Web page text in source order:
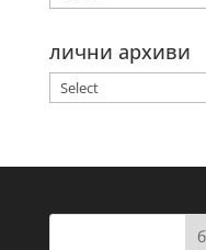
лични архиви